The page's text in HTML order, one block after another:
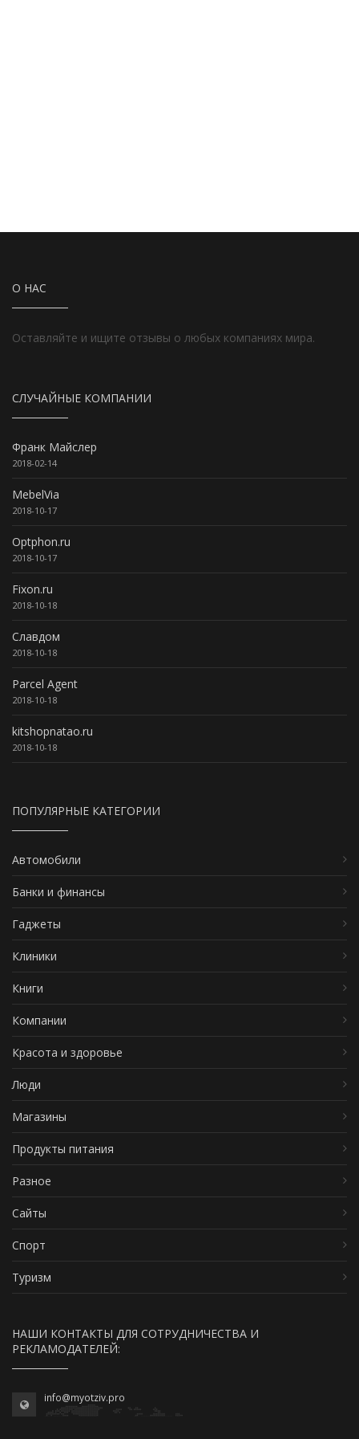
О НАС
Оставляйте и ищите отзывы о любых компаниях мира.
СЛУЧАЙНЫЕ КОМПАНИИ
Франк Майслер
2018-02-14
MebelVia
2018-10-17
Optphon.ru
2018-10-17
Fixon.ru
2018-10-18
Славдом
2018-10-18
Parcel Agent
2018-10-18
kitshopnatao.ru
2018-10-18
ПОПУЛЯРНЫЕ КАТЕГОРИИ
Автомобили
Банки и финансы
Гаджеты
Клиники
Книги
Компании
Красота и здоровье
Люди
Магазины
Продукты питания
Разное
Сайты
Спорт
Туризм
НАШИ КОНТАКТЫ ДЛЯ СОТРУДНИЧЕСТВА И
РЕКЛАМОДАТЕЛЕЙ:
info@myotziv.pro